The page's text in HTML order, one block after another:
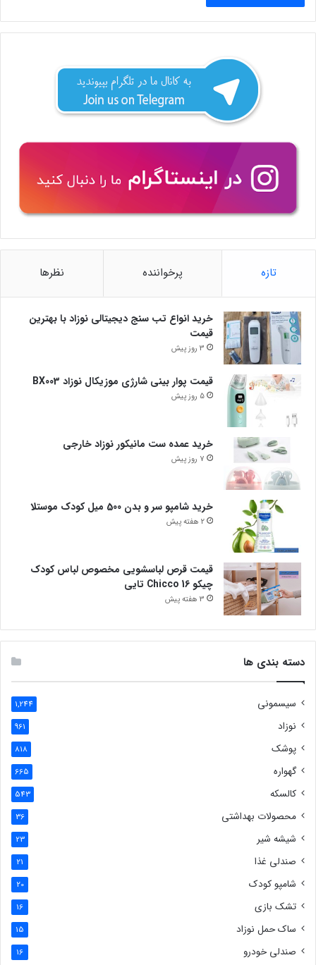
تازه پرخواننده نظرها
خرید انواع تب سنج دیجیتالی نوزاد با بهترین
قیمت
3 روز پیش
قیمت پوار بینی شارژی موزیکال نوزاد BX003
5 روز پیش
خرید عمده ست مانیکور نوزاد خارجی
7 روز پیش
خرید شامپو سر و بدن 500 میل کودک موستلا
2 هفته پیش
قیمت قرص لباسشویی مخصوص لباس کودک
چیکو Chicco 16 تایی
3 هفته پیش
دسته بندی ها
سیسمونی 1,244
نوزاد 961
پوشک 818
گهواره 665
کالسکه 543
محصولات بهداشتی 36
شیشه شیر 23
صندلی غذا 21
شامپو کودک 20
تشک بازی 16
ساک حمل نوزاد 15
صندلی خودرو 16